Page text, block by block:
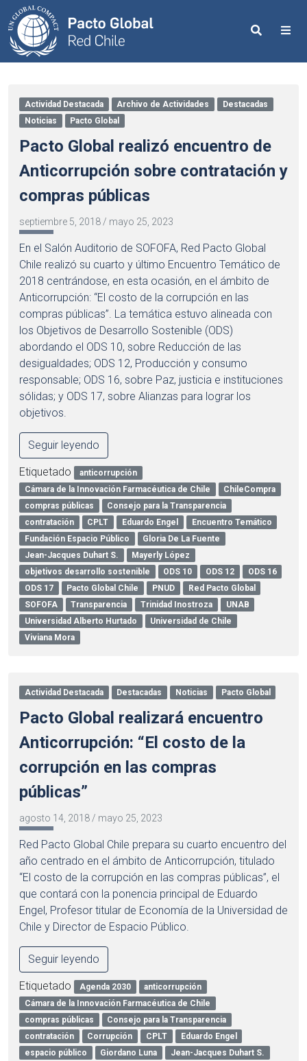
Search
Actividad Destacada Archivo de Actividades
Destacadas
Noticias
Pacto Global
Pacto Global realizó encuentro de
Anticorrupción sobre contratación y
compras públicas
septiembre 5, 2018 / mayo 25, 2023
En el Salón Auditorio de SOFOFA, Red Pacto Global
Chile realizó su cuarto y último Encuentro Temático de
2018 centrándose, en esta ocasión, en el ámbito de
Anticorrupción: “El costo de la corrupción en las
compras públicas”. La temática estuvo alineada con
los Objetivos de Desarrollo Sostenible (ODS)
abordando el ODS 10, sobre Reducción de las
desigualdades; ODS 12, Producción y consumo
responsable; ODS 16, sobre Paz, justicia e instituciones
sólidas; y ODS 17, sobre Alianzas para lograr los
objetivos.
Seguir leyendo
Etiquetado
anticorrupción
Cámara de la Innovación Farmacéutica de Chile
ChileCompra
compras públicas
Consejo para la Transparencia
contratación
CPLT Eduardo Engel
Encuentro Temático
Fundación Espacio Público
Gloria De La Fuente
Jean-Jacques Duhart S.
Mayerly López
objetivos desarrollo sostenible
ODS 10 ODS 12
ODS 16
ODS 17
Pacto Global Chile PNUD
Red Pacto Global
SOFOFA
Transparencia Trinidad Inostroza
UNAB
Universidad Alberto Hurtado
Universidad de Chile
Viviana Mora
Actividad Destacada Destacadas Noticias Pacto Global
Pacto Global realizará encuentro
Anticorrupción: “El costo de la
corrupción en las compras
públicas”
agosto 14, 2018 / mayo 25, 2023
Red Pacto Global Chile prepara su cuarto encuentro del
año centrado en el ámbito de Anticorrupción, titulado
“El costo de la corrupción en las compras públicas”, el
que contará con la ponencia principal de Eduardo
Engel, Profesor titular de Economía de la Universidad de
Chile y Director de Espacio Público.
Seguir leyendo
Etiquetado Agenda 2030
anticorrupción
Cámara de la Innovación Farmacéutica de Chile
compras públicas
Consejo para la Transparencia
contratación
Corrupción CPLT
Eduardo Engel
espacio público
Giordano Luna
Jean-Jacques Duhart S.